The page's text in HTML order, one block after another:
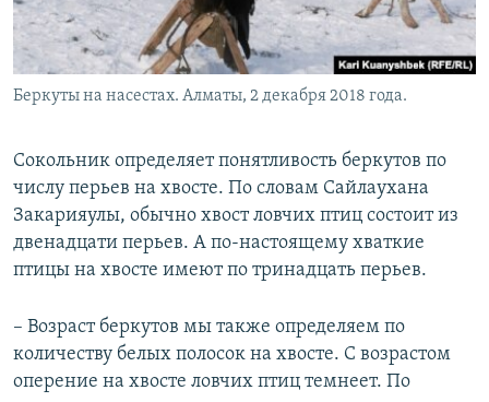
Беркуты на насестах. Алматы, 2 декабря 2018 года.
Сокольник определяет понятливость беркутов по
числу перьев на хвосте. По словам Сайлаухана
Закарияулы, обычно хвост ловчих птиц состоит из
двенадцати перьев. А по-настоящему хваткие
птицы на хвосте имеют по тринадцать перьев.
– Возраст беркутов мы также определяем по
количеству белых полосок на хвосте. С возрастом
оперение на хвосте ловчих птиц темнеет. По